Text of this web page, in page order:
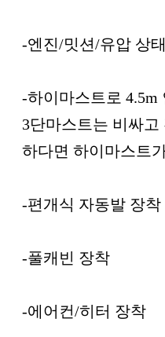
-엔진/밋션/유압 상
-하이마스트로 4.5m
3단마스트는 비싸
하다면 하이마스트
-편개식 자동발 장착
-풀캐빈 장착
-에어컨/히터 장착